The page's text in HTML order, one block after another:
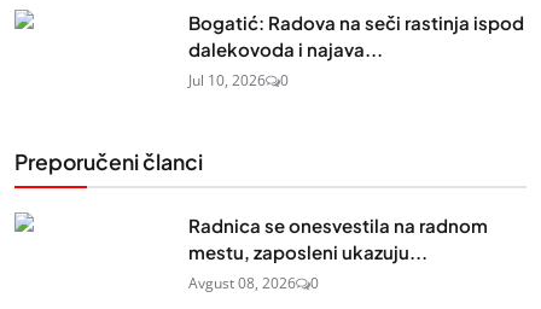
Bogatić: Radova na seči rastinja ispod
dalekovoda i najava...
Jul 10, 2026 0
Preporučeni članci
Radnica se onesvestila na radnom
mestu, zaposleni ukazuju...
Avgust 08, 2026 0